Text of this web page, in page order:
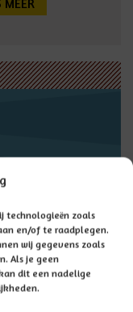
technologieën zoals
en/of te raadplegen.
wij gegevens zoals
Als je geen
dit een nadelige
MEER